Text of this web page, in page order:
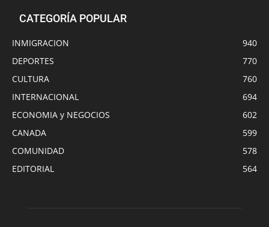
CATEGORÍA POPULAR
INMIGRACION
940
DEPORTES
770
CULTURA
760
INTERNACIONAL
694
ECONOMIA y NEGOCIOS
602
CANADA
599
COMUNIDAD
578
EDITORIAL
564